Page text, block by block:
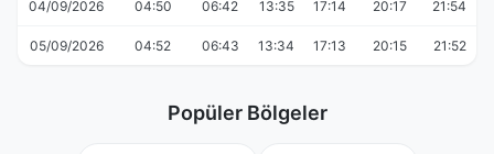
04/09/2026 04:50 06:42 13:35 17:14 20:17 21:54
05/09/2026 04:52 06:43 13:34 17:13 20:15 21:52
Popüler Bölgeler